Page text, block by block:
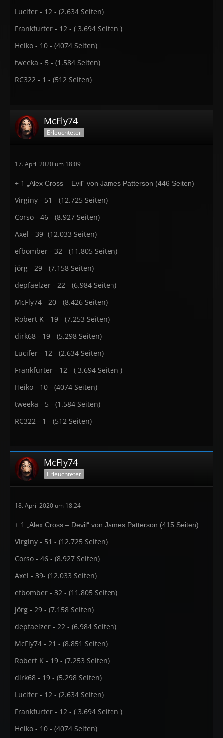
Lucifer - 12 - (2.634 Seiten)
Frankfurter - 12 - ( 3.694 Seiten )
Heiko - 10 - (4074 Seiten)
tweeka - 5 - (1.584 Seiten)
RC322 - 1 - (512 Seiten)
McFly74
Erleuchteter
17. April 2020 um 18:09
+ 1 „Alex Cross – Evil“ von James Patterson (446 Seiten)
Virginy - 51 - (12.725 Seiten)
Corso - 46 - (8.927 Seiten)
Axel - 39- (12.033 Seiten)
efbomber - 32 - (11.805 Seiten)
jörg - 29 - (7.158 Seiten)
depfaelzer - 22 - (6.984 Seiten)
McFly74 - 20 - (8.426 Seiten)
Robert K - 19 - (7.253 Seiten)
dirk68 - 19 - (5.298 Seiten)
Lucifer - 12 - (2.634 Seiten)
Frankfurter - 12 - ( 3.694 Seiten )
Heiko - 10 - (4074 Seiten)
tweeka - 5 - (1.584 Seiten)
RC322 - 1 - (512 Seiten)
McFly74
Erleuchteter
18. April 2020 um 18:24
+ 1 „Alex Cross – Devil“ von James Patterson (415 Seiten)
Virginy - 51 - (12.725 Seiten)
Corso - 46 - (8.927 Seiten)
Axel - 39- (12.033 Seiten)
efbomber - 32 - (11.805 Seiten)
jörg - 29 - (7.158 Seiten)
depfaelzer - 22 - (6.984 Seiten)
McFly74 - 21 - (8.851 Seiten)
Robert K - 19 - (7.253 Seiten)
dirk68 - 19 - (5.298 Seiten)
Lucifer - 12 - (2.634 Seiten)
Frankfurter - 12 - ( 3.694 Seiten )
Heiko - 10 - (4074 Seiten)